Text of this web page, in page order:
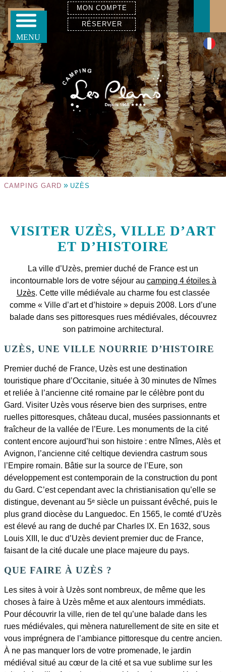
MON COMPTE
RÉSERVER
CAMPING GARD » UZÈS
VISITER UZÈS, VILLE D’ART
ET D’HISTOIRE
La ville d’Uzès, premier duché de France est un
incontournable lors de votre séjour au camping 4 étoiles à
Uzès. Cette ville médiévale au charme fou est classée
comme « Ville d’art et d’histoire » depuis 2008. Lors d’une
balade dans ses pittoresques rues médiévales, découvrez
son patrimoine architectural.
UZÈS, UNE VILLE NOURRIE D’HISTOIRE
Premier duché de France, Uzès est une destination
touristique phare d’Occitanie, située à 30 minutes de Nîmes
et reliée à l’ancienne cité romaine par le célèbre pont du
Gard. Visiter Uzès vous réserve bien des surprises, entre
ruelles pittoresques, château ducal, musées passionnants et
fraîcheur de la vallée de l’Eure. Les monuments de la cité
content encore aujourd’hui son histoire : entre Nîmes, Alès et
Avignon, l’ancienne cité celtique deviendra castrum sous
l’Empire romain. Bâtie sur la source de l’Eure, son
développement est contemporain de la construction du pont
du Gard. C’est cependant avec la christianisation qu’elle se
distingue, devenant au 5ᵉ siècle un puissant évêché, puis le
plus grand diocèse du Languedoc. En 1565, le comté d’Uzès
est élevé au rang de duché par Charles IX. En 1632, sous
Louis XIII, le duc d’Uzès devient premier duc de France,
faisant de la cité ducale une place majeure du pays.
QUE FAIRE À UZÈS ?
Les sites à voir à Uzès sont nombreux, de même que les
choses à faire à Uzès même et aux alentours immédiats.
Pour découvrir la ville, rien de tel qu’une balade dans les
rues médiévales, qui mènera naturellement de site en site et
vous imprégnera de l’ambiance pittoresque du centre ancien.
À ne pas manquer lors de votre promenade, le jardin
médiéval situé au cœur de la cité et sa vue sublime sur les